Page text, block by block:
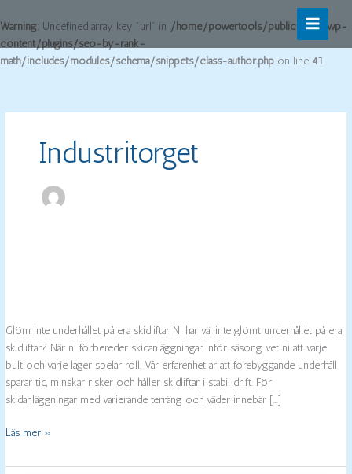
Warning: Undefined array key "url" in /home/powertools/public_html/wp-
content/plugins/seo-by-rank-
math/includes/modules/schema/snippets/class-author.php on line 41
innehåll
Industritorget
Glöm inte underhållet på era skidliftar Ni har väl inte glömt underhållet på era
skidliftar? När ni förbereder skidanläggningar inför säsong vet ni att varje
bult och varje lager spelar roll. Vår erfarenhet är att förebyggande underhåll
sparar tid, minskar risker och håller skidliftar i stabil drift. För
skidanläggningar med varierande terräng och väder innebär […]
Läs mer »